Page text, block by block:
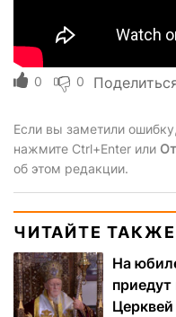
0 0
Если вы заметили
нажмите Ctrl+Enter или
об этом редакции.
ЧИТАЙТЕ ТАКЖЕ
На
Церквей